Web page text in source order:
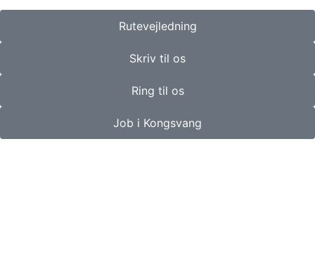
Rutevejledning
Skriv til os
Ring til os
Job i Kongsvang